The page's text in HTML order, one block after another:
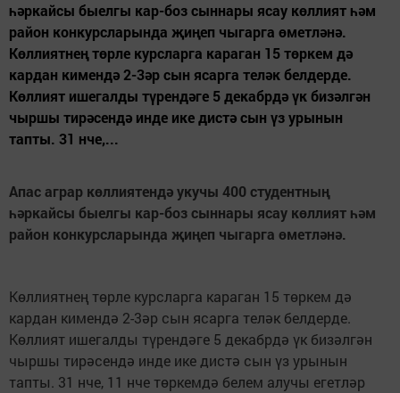
һәркайсы быелгы кар-боз сыннары ясау көллият һәм
район конкурсларында җиңеп чыгарга өметләнә.
Көллиятнең төрле курсларга караган 15 төркем дә
кардан кимендә 2-3әр сын ясарга теләк белдерде.
Көллият ишегалды түрендәге 5 декабрдә үк бизәлгән
чыршы тирәсендә инде ике дистә сын үз урынын
тапты. 31 нче,...
Апас аграр көллиятендә укучы 400 студентның
һәркайсы быелгы кар-боз сыннары ясау көллият һәм
район конкурсларында җиңеп чыгарга өметләнә.
Көллиятнең төрле курсларга караган 15 төркем дә
кардан кимендә 2-3әр сын ясарга теләк белдерде.
Көллият ишегалды түрендәге 5 декабрдә үк бизәлгән
чыршы тирәсендә инде ике дистә сын үз урынын
тапты. 31 нче, 11 нче төркемдә белем алучы егетләр